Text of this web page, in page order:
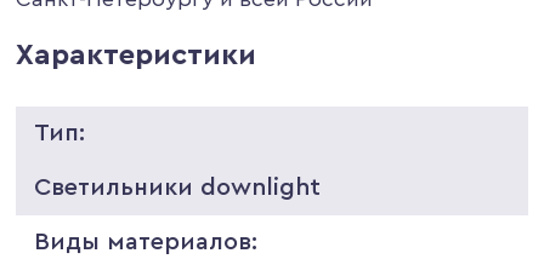
Характеристики
Тип:
Светильники downlight
Виды материалов: